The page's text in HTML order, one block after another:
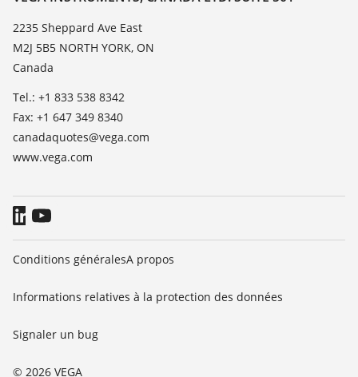
News
Presse
2235 Sheppard Ave East
M2J 5B5 NORTH YORK, ON
Canada
Tel.: +1 833 538 8342
Fax: +1 647 349 8340
canadaquotes@vega.com
www.vega.com
© 2026 VEGA
Conditions généralesA propos
Informations relatives à la protection des données
Signaler un bug